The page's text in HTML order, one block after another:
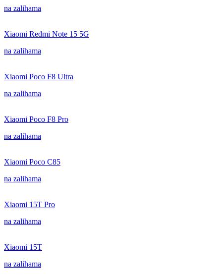
na zalihama
Xiaomi Redmi Note 15 5G
na zalihama
Xiaomi Poco F8 Ultra
na zalihama
Xiaomi Poco F8 Pro
na zalihama
Xiaomi Poco C85
na zalihama
Xiaomi 15T Pro
na zalihama
Xiaomi 15T
na zalihama